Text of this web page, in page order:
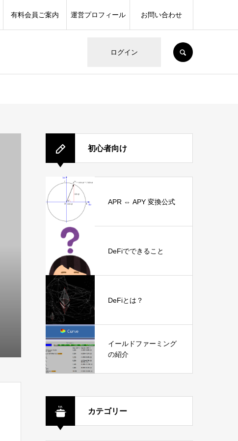
ログイン
有料会員ご案内 運営プロフィール お問い合わせ
初心者向け
APR ⇔ APY 変換公式
DeFiでできること
DeFiとは？
イールドファーミング
の紹介
カテゴリー